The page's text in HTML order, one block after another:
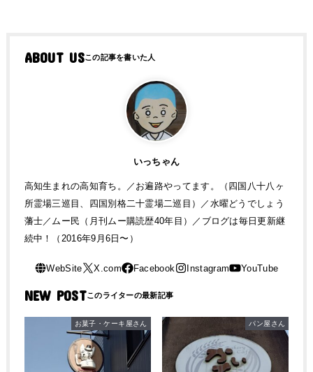
ABOUT US
いっちゃん
高知生まれの高知育ち。／お遍路やってます。（四国八十八ヶ
所霊場三巡目、四国別格二十霊場二巡目）／水曜どうでしょう
藩士／ムー民（月刊ムー購読歴40年目）／ブログは毎日更新継
続中！（2016年9月6日〜）
NEW POST
お菓子・ケーキ屋さん パン屋さん